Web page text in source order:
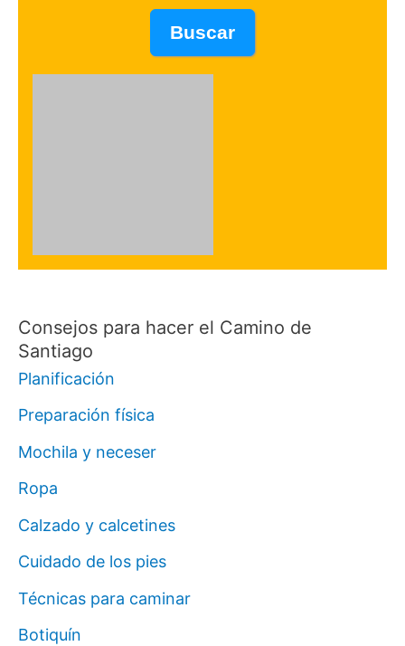
Consejos para hacer el Camino de
Santiago
Planificación
Preparación física
Mochila y neceser
Ropa
Calzado y calcetines
Cuidado de los pies
Técnicas para caminar
Botiquín